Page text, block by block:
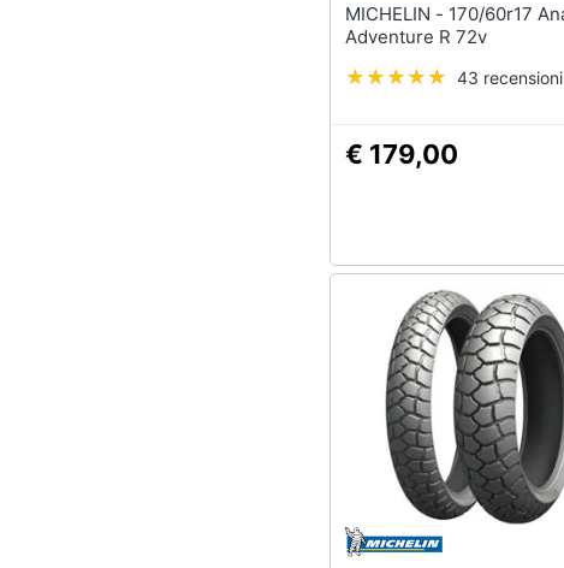
MICHELIN - 170/60r17 Anakee
Adventure R 72v
43 recensioni
€ 179,00